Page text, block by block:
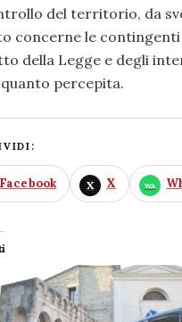
del territorio, da
concerne le
della Legge e degli
percepita.
Facebook X